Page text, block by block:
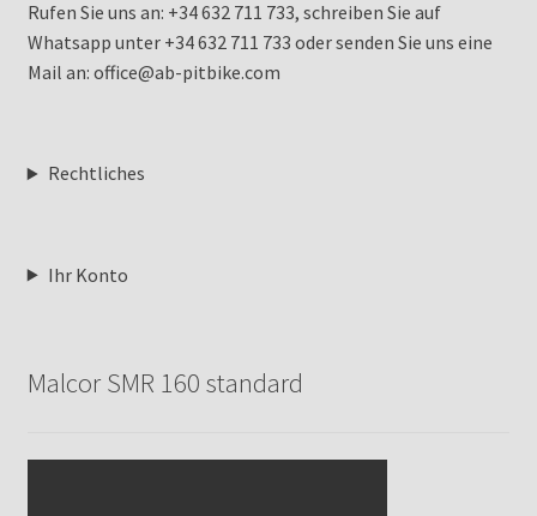
Rufen Sie uns an: +34 632 711 733, schreiben Sie auf
Whatsapp unter +34 632 711 733 oder senden Sie uns eine
Mail an: office@ab-pitbike.com
Rechtliches
Ihr Konto
Malcor SMR 160 standard